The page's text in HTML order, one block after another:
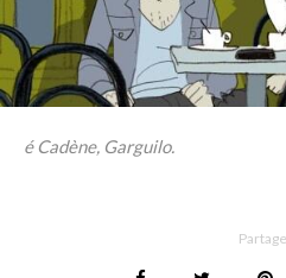
é Cadène, Garguilo.